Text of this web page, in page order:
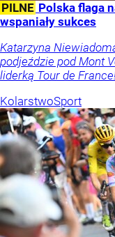
PILNE Polska flaga
wspaniały sukces
Katarzyna
podjeździe pod Mont
liderką Tour de
KolarstwoSport